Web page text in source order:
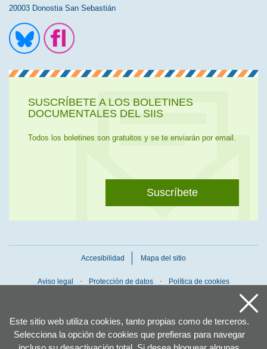
Este sitio web utiliza cookies, tanto propias como de terceros.
Selecciona la opción de cookies que prefieras para navegar
20003 Donostia San Sebastián
SUSCRÍBETE A LOS BOLETINES
DOCUMENTALES DEL SIIS
Todos los boletines son gratuitos y se te enviarán por email.
Suscríbete
Accesibilidad Mapa del sitio
Aviso legal Protección de datos Política de cookies